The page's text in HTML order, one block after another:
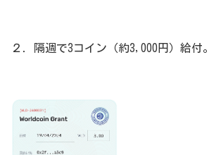
２．隔週で3コイン（約3,000円）給付。